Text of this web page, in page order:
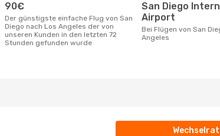
90€
Der günstigste einfache Flug von San
Diego nach Los Angeles der von
unseren Kunden in den letzten 72
Stunden gefunden wurde
San Diego International
Airport
Bei Flügen von San Diego nach Los
Angeles